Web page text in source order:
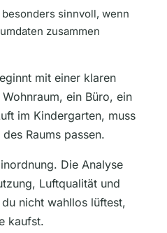
sinnvoll, wenn
zusammen
mit einer klaren
ein Büro, ein
im Kindergarten, muss
Raums passen.
Die Analyse
Luftqualität und
nicht wahllos lüftest,
kaufst.